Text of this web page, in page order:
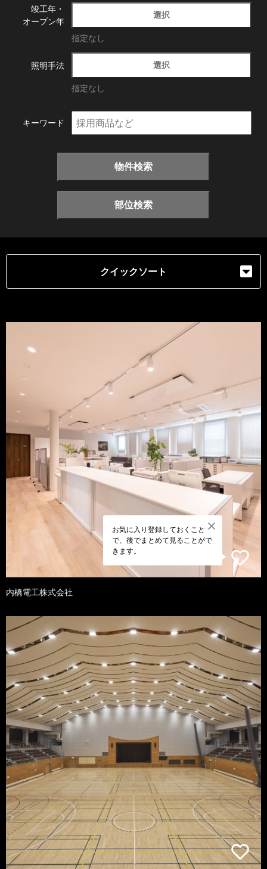
竣工年・
オープン年
選択
指定なし
照明手法 選択
指定なし
キーワード
物件検索
部位検索
クイックソート
お気に入り登録しておくこと
で、後でまとめて見ることがで
きます。
内橋電工株式会社